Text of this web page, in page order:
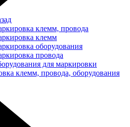
клемм, провода
клемм
оборудования
провода
для маркировки
клемм, провода, оборудования